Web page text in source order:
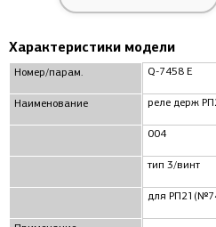
Характеристики модели
Номер/парам.
Наименование
Q-7458 Е
реле держ
004
тип 3/винт
для